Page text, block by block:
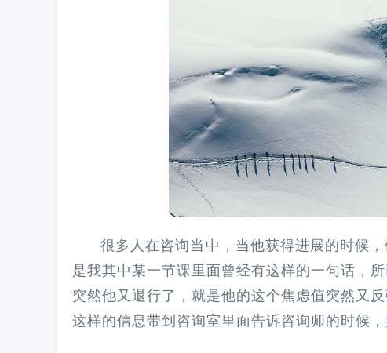
很多人在咨询当中，当他获得进展的时候
是我其中某一节课里面曾经有这样的一句话，
突然他又退行了，‍‍就是他的这个焦虑值突然又‍‍
这样的信息带到咨询室里面告诉咨询师的时候